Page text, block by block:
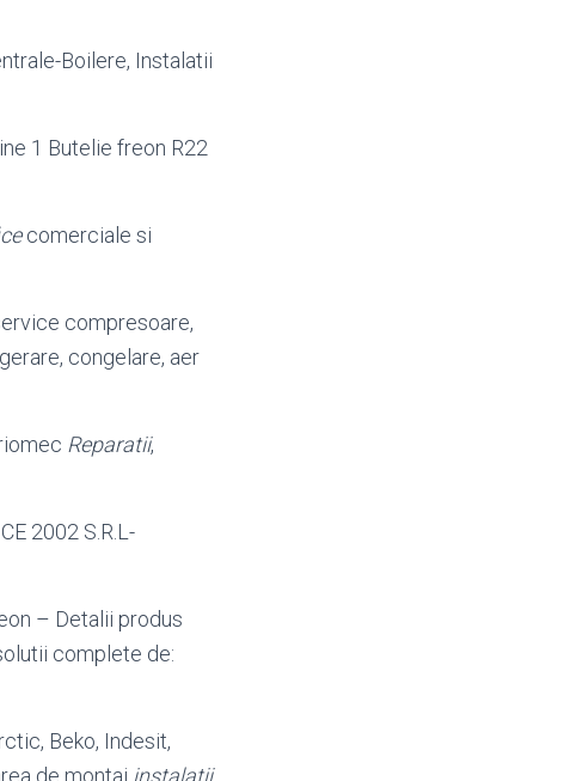
-Boilere, Instalatii
1 Butelie freon R22
comerciale si
compresoare,
congelare, aer
Reparatii,
2002 S.R.L-
– Detalii produs
complete de:
Beko, Indesit,
de montaj instalatii